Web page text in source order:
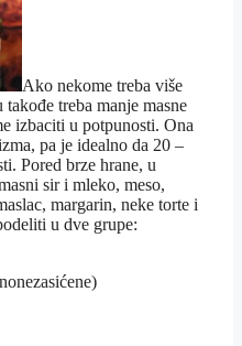
Ako nekome treba više
treba manje masne
izbaciti u potpunosti. Ona
pa je idealno da 20 –
Pored brze hrane, u
sir i mleko, meso,
margarin, neke torte i
u dve grupe: